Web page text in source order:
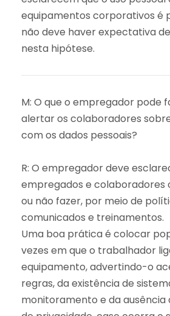
equipamentos corporativos é
não deve haver expectativa
nesta hipótese.
M: O que o empregador pode
alertar os colaboradores
com os dados pessoais?
R: O empregador deve
empregados e colaboradores
ou não fazer, por meio de
comunicados e treinamentos.
Uma boa prática é colocar
vezes em que o trabalhador
equipamento, advertindo-o
regras, da existência de
monitoramento e da